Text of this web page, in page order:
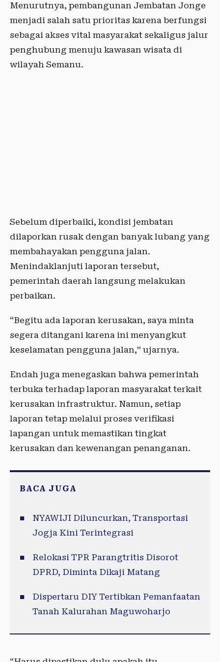
Menurutnya, pembangunan Jembatan Jonge
menjadi salah satu prioritas karena berfungsi
sebagai akses vital masyarakat sekaligus jalur
penghubung menuju kawasan wisata di
wilayah Semanu.
Sebelum diperbaiki, kondisi jembatan
dilaporkan rusak dengan banyak lubang yang
membahayakan pengguna jalan.
Menindaklanjuti laporan tersebut,
pemerintah daerah langsung melakukan
perbaikan.
“Begitu ada laporan kerusakan, saya minta
segera ditangani karena ini menyangkut
keselamatan pengguna jalan,” ujarnya.
Endah juga menegaskan bahwa pemerintah
terbuka terhadap laporan masyarakat terkait
kerusakan infrastruktur. Namun, setiap
laporan tetap melalui proses verifikasi
lapangan untuk memastikan tingkat
kerusakan dan kewenangan penanganan.
BACA JUGA
NYAWIJI Diluncurkan, Transportasi
Jogja Kini Terintegrasi
Relokasi TPR Parangtritis Disorot
DPRD, Diminta Dikaji Matang
Dispertaru DIY Tertibkan Pemanfaatan
Tanah Kalurahan Maguwoharjo